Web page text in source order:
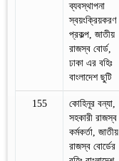
ব্যবস্থাপনা
স্বয়ংক্রিয়করণ
প্রকল্প, জাতীয়
রাজস্ব বোর্ড,
ঢাকা এর বহিঃ
বাংলাদেশ ছুটি
155
কোহিনূর বন্যা,
সহকারী রাজস্ব
কর্মকর্তা, জাতীয়
রাজস্ব বোর্ডের